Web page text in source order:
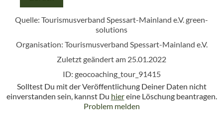
Quelle: Tourismusverband Spessart-Mainland e.V. green-
solutions
Organisation: Tourismusverband Spessart-Mainland e.V.
Zuletzt geändert am 25.01.2022
ID: geocoaching_tour_91415
Solltest Du mit der Veröffentlichung Deiner Daten nicht
einverstanden sein, kannst Du hiereine Löschung beantragen.
Problem melden